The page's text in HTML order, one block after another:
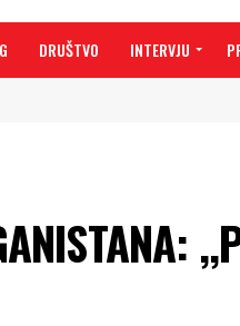
DRUŠTVO INTERVJU